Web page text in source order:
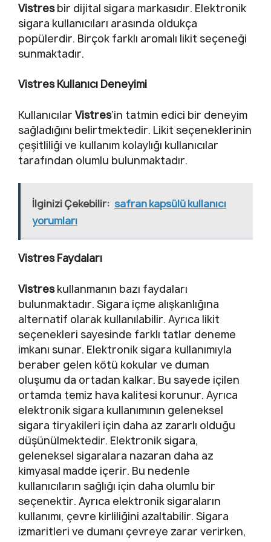
Vistresbir dijital sigara markasıdır. Elektronik
sigara kullanıcıları arasında oldukça
popülerdir. Birçok farklı aromalı likit seçeneği
sunmaktadır.
Vistres Kullanıcı Deneyimi
Kullanıcılar Vistres‘in tatmin edici bir deneyim
sağladığını belirtmektedir. Likit seçeneklerinin
çeşitliliği ve kullanım kolaylığı kullanıcılar
tarafından olumlu bulunmaktadır.
İlginizi Çekebilir: safran kapsülü kullanıcı
yorumları
Vistres Faydaları
Vistreskullanmanın bazı faydaları
bulunmaktadır. Sigara içme alışkanlığına
alternatif olarak kullanılabilir. Ayrıca likit
seçenekleri sayesinde farklı tatlar deneme
imkanı sunar. Elektronik sigara kullanımıyla
beraber gelen kötü kokular ve duman
oluşumu da ortadan kalkar. Bu sayede içilen
ortamda temiz hava kalitesi korunur. Ayrıca
elektronik sigara kullanımının geleneksel
sigara tiryakileri için daha az zararlı olduğu
düşünülmektedir. Elektronik sigara,
geleneksel sigaralara nazaran daha az
kimyasal madde içerir. Bu nedenle
kullanıcıların sağlığı için daha olumlu bir
seçenektir. Ayrıca elektronik sigaraların
kullanımı, çevre kirliliğini azaltabilir. Sigara
izmaritleri ve dumanı çevreye zarar verirken,